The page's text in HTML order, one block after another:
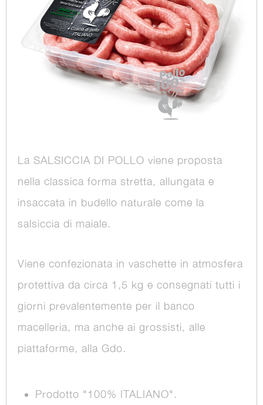
La SALSICCIA DI POLLO viene proposta
nella classica forma stretta, allungata e
insaccata in budello naturale come la
salsiccia di maiale.
Viene confezionata in vaschette in atmosfera
protettiva da circa 1,5 kg e consegnati tutti i
giorni prevalentemente per il banco
macelleria, ma anche ai grossisti, alle
piattaforme, alla Gdo.
Prodotto "100% ITALIANO".